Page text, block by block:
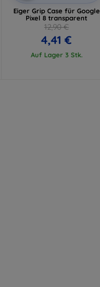
Eiger Grip Case für Google
Pixel 8 transparent
12,90 €
4,41 €
Auf Lager 3 Stk.